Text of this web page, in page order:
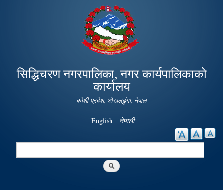
Skip to
main
content
सिद्धिचरण नगरपालिका, नगर कार्यपालिकाको
कार्यालय
कोशी प्रदेश, ओखलढुंगा, नेपाल
English नेपाली
Search